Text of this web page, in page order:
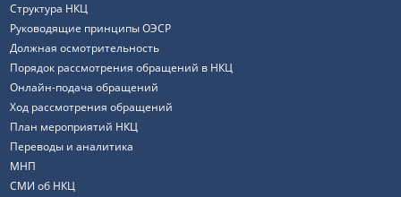
Структура НКЦ
Руководящие принципы ОЭСР
Должная осмотрительность
Порядок рассмотрения обращений в НКЦ
Онлайн-подача обращений
Ход рассмотрения обращений
План мероприятий НКЦ
Переводы и аналитика
МНП
СМИ об НКЦ